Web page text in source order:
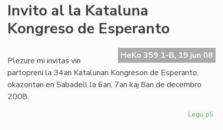
kaj
Invito al la Kataluna
Kongreso de Esperanto
HeKo 359 1-B, 19 jun 08
Plezure mi invitas vin
partopreni la 34an Katalunan Kongreson de Esperanto,
okazontan en Sabadell la 6an, 7an kaj 8an de decembro
2008.
Legu pli